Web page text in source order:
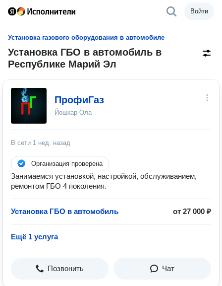
Войти
Установка газового оборудования в автомобиле
Установка ГБО в автомобиль в
Республике Марий Эл
ПрофиГаз
Йошкар-Ола
В сети 1 нед. назад
Организация проверена
Занимаемся установкой, настройкой, обслуживанием,
ремонтом ГБО 4 поколения.
Установка ГБО в автомобиль от 27 000 ₽
Ещё 1 услуга
Позвонить Чат